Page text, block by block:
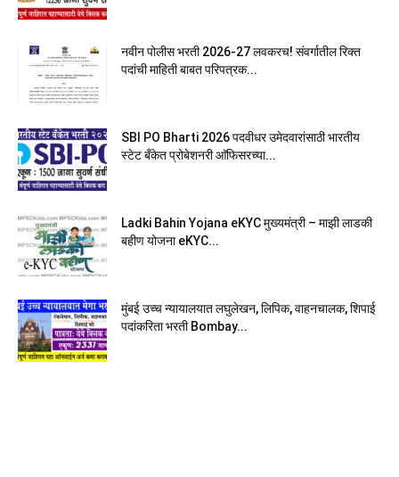
नवीन पोलीस भरती 2026-27 लवकरच! संवर्गातील रिक्त
पदांची माहिती बाबत परिपत्रक...
SBI PO Bharti 2026 पदवीधर उमेदवारांसाठी भारतीय
स्टेट बँकेत प्रोबेशनरी आ‍ॅफिसरच्या...
Ladki Bahin Yojana eKYC मुख्यमंत्री – माझी लाडकी
बहीण योजना eKYC...
मुंबई उच्च न्यायालयात लघुलेखन, लिपिक, वाहनचालक, शिपाई
पदांकरिता भरती Bombay...